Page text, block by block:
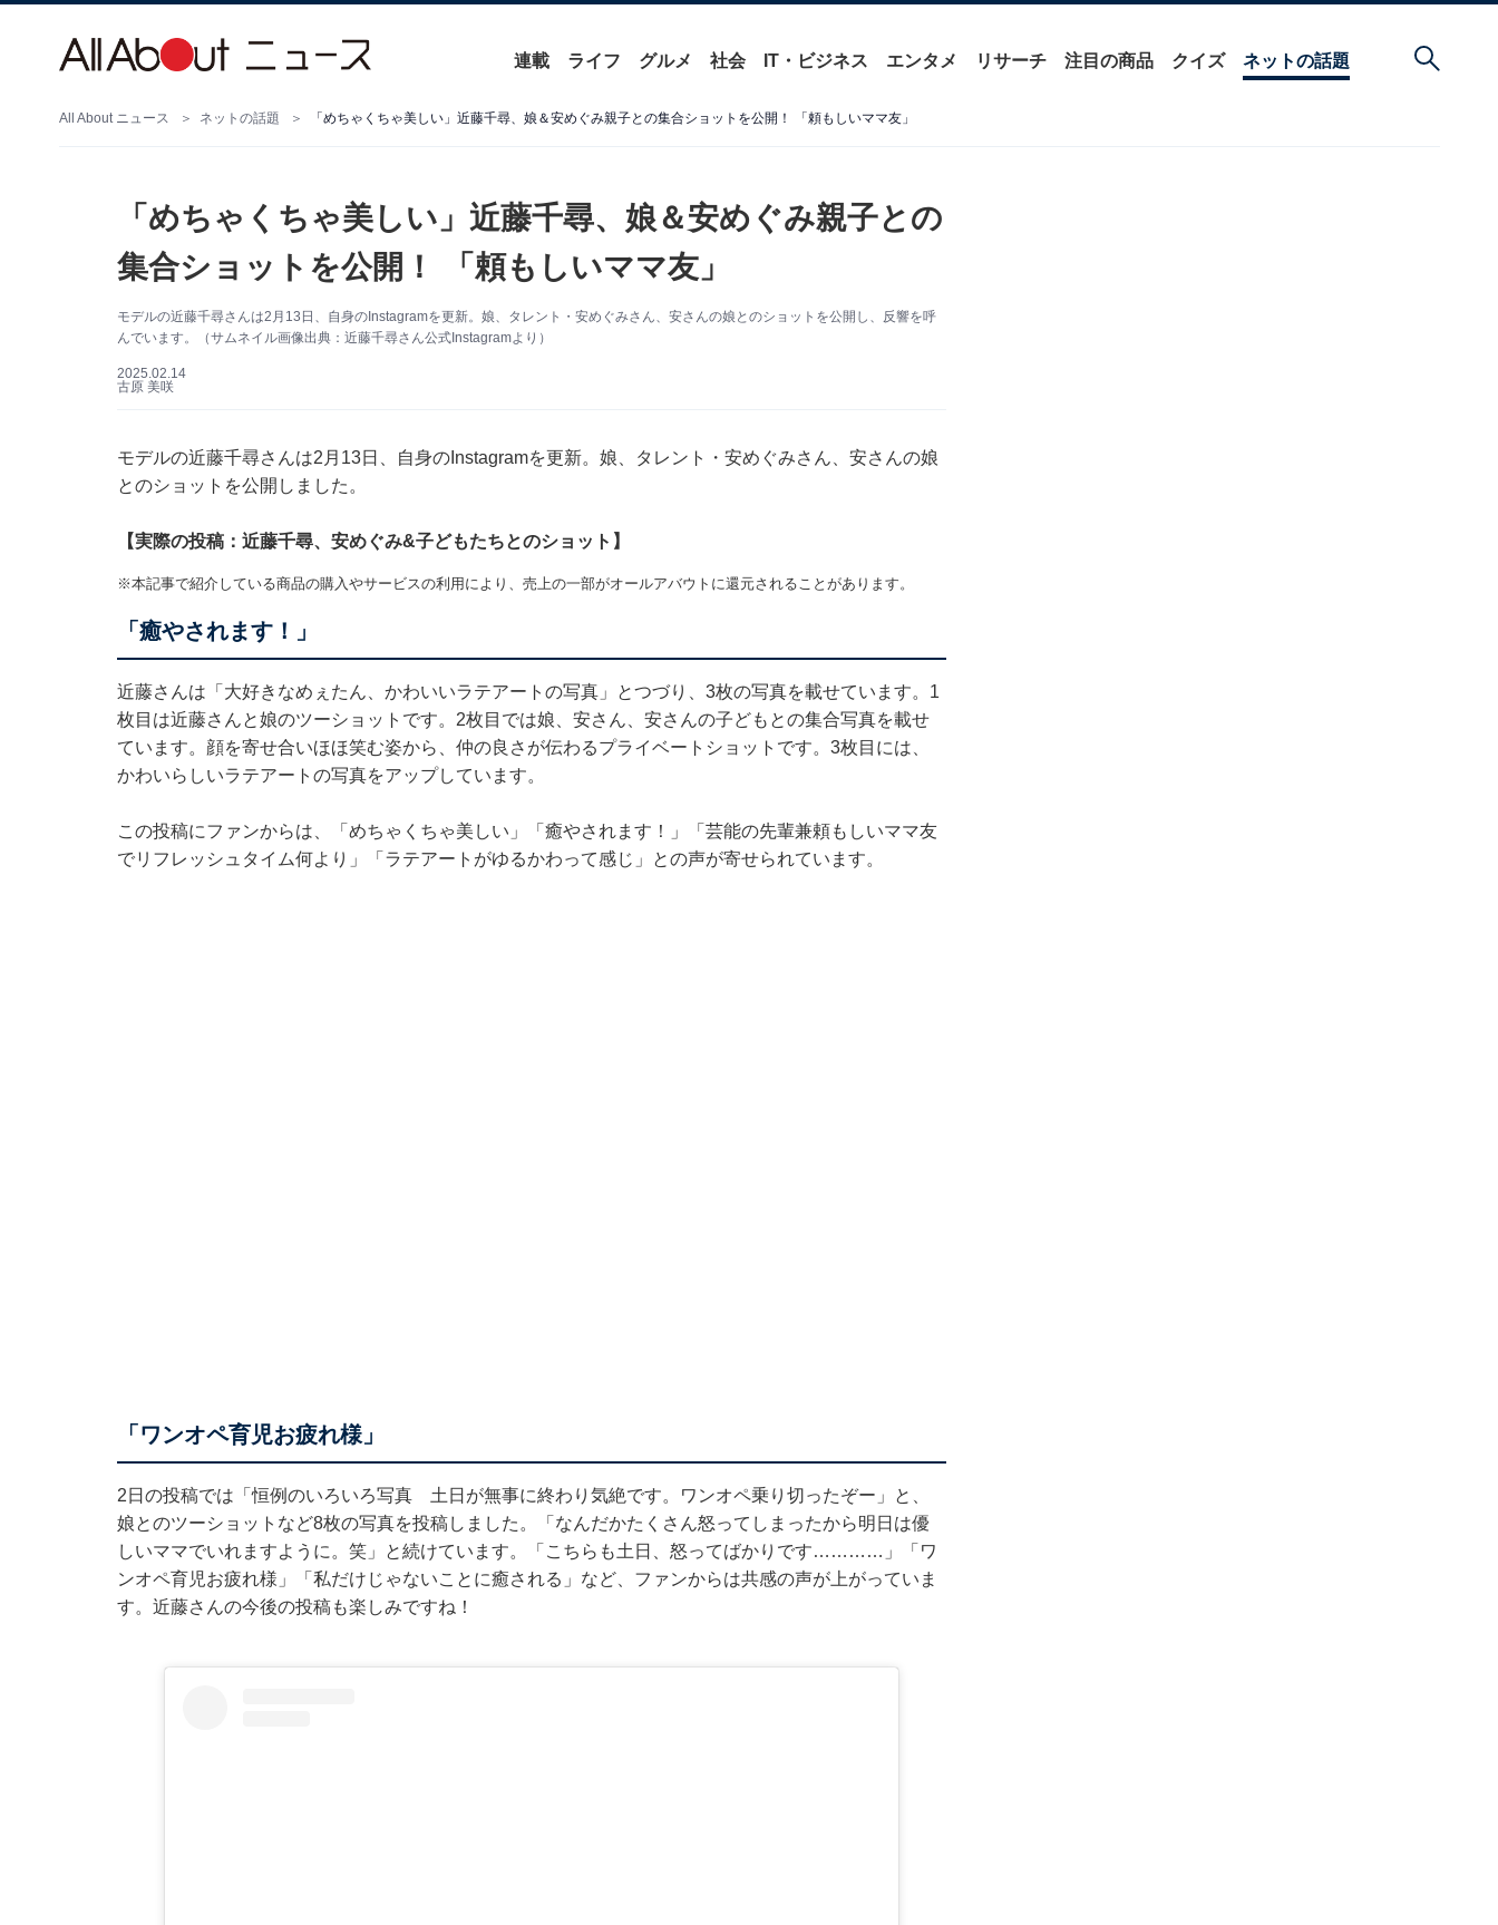
連載 ライフ グルメ 社会 IT・ビジネス エンタメ リサーチ 注目の商品 クイズ ネットの話題
All About ニュース ネットの話題 「めちゃくちゃ美しい」近藤千尋、娘＆安めぐみ親子との集合ショットを公開！ 「頼もしいママ友」
「めちゃくちゃ美しい」近藤千尋、娘＆安めぐみ親子との
集合ショットを公開！ 「頼もしいママ友」
モデルの近藤千尋さんは2月13日、自身のInstagramを更新。娘、タレント・安めぐみさん、安さんの娘とのショットを公開し、反響を呼
んでいます。（サムネイル画像出典：近藤千尋さん公式Instagramより）
2025.02.14
古原 美咲
モデルの近藤千尋さんは2月13日、自身のInstagramを更新。娘、タレント・安めぐみさん、安さんの娘
とのショットを公開しました。
【実際の投稿：近藤千尋、安めぐみ&子どもたちとのショット】
※本記事で紹介している商品の購入やサービスの利用により、売上の一部がオールアバウトに還元されることがあります。
「癒やされます！」
近藤さんは「大好きなめぇたん、かわいいラテアートの写真」とつづり、3枚の写真を載せています。1
枚目は近藤さんと娘のツーショットです。2枚目では娘、安さん、安さんの子どもとの集合写真を載せ
ています。顔を寄せ合いほほ笑む姿から、仲の良さが伝わるプライベートショットです。3枚目には、
かわいらしいラテアートの写真をアップしています。
この投稿にファンからは、「めちゃくちゃ美しい」「癒やされます！」「芸能の先輩兼頼もしいママ友
でリフレッシュタイム何より」「ラテアートがゆるかわって感じ」との声が寄せられています。
「ワンオペ育児お疲れ様」
2日の投稿では「恒例のいろいろ写真 土日が無事に終わり気絶です。ワンオペ乗り切ったぞー」と、
娘とのツーショットなど8枚の写真を投稿しました。「なんだかたくさん怒ってしまったから明日は優
しいママでいれますように。笑」と続けています。「こちらも土日、怒ってばかりです…………」「ワ
ンオペ育児お疲れ様」「私だけじゃないことに癒される」など、ファンからは共感の声が上がっていま
す。近藤さんの今後の投稿も楽しみですね！